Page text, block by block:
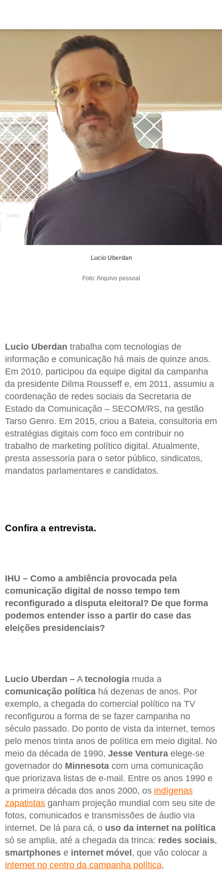
Lucio Uberdan
Foto: Arquivo pessoal
Lucio Uberdan trabalha com tecnologias de
informação e comunicação há mais de quinze anos.
Em 2010, participou da equipe digital da campanha
da presidente Dilma Rousseff e, em 2011, assumiu a
coordenação de redes sociais da Secretaria de
Estado da Comunicação – SECOM/RS, na gestão
Tarso Genro. Em 2015, criou a Bateia, consultoria em
estratégias digitais com foco em contribuir no
trabalho de marketing político digital. Atualmente,
presta assessoria para o setor público, sindicatos,
mandatos parlamentares e candidatos.
Confira a entrevista.
IHU – Como a ambiência provocada pela
comunicação digital de nosso tempo tem
reconfigurado a disputa eleitoral? De que forma
podemos entender isso a partir do case das
eleições presidenciais?
Lucio Uberdan – A tecnologia muda a
comunicação política há dezenas de anos. Por
exemplo, a chegada do comercial político na TV
reconfigurou a forma de se fazer campanha no
século passado. Do ponto de vista da internet, temos
pelo menos trinta anos de política em meio digital. No
meio da década de 1990, Jesse Ventura elege-se
governador do Minnesota com uma comunicação
que priorizava listas de e-mail. Entre os anos 1990 e
a primeira década dos anos 2000, os indígenas
zapatistas ganham projeção mundial com seu site de
fotos, comunicados e transmissões de áudio via
internet. De lá para cá, o uso da internet na política
só se amplia, até a chegada da trinca: redes sociais,
smartphones e internet móvel , que vão colocar a
internet no centro da campanha política,